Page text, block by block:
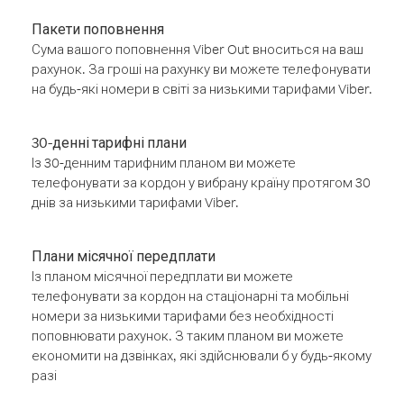
Пакети поповнення
Сума вашого поповнення Viber Out вноситься на ваш
рахунок. За гроші на рахунку ви можете телефонувати
на будь-які номери в світі за низькими тарифами Viber.
30-денні тарифні плани
Із 30-денним тарифним планом ви можете
телефонувати за кордон у вибрану країну протягом 30
днів за низькими тарифами Viber.
Плани місячної передплати
Із планом місячної передплати ви можете
телефонувати за кордон на стаціонарні та мобільні
номери за низькими тарифами без необхідності
поповнювати рахунок. З таким планом ви можете
економити на дзвінках, які здійснювали б у будь-якому
разі